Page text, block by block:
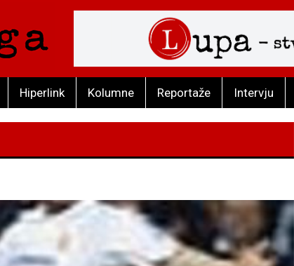
Hiperlink Kolumne Reportaže Intervju